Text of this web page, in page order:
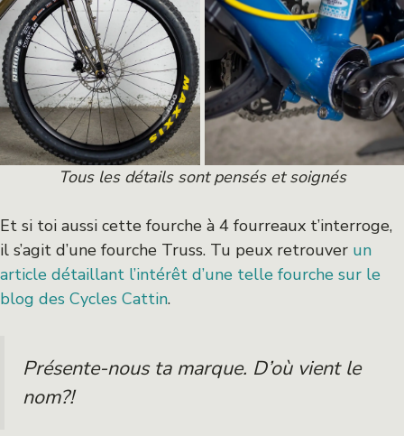
Tous les détails sont pensés et soignés
Et si toi aussi cette fourche à 4 fourreaux t’interroge,
il s’agit d’une fourche Truss. Tu peux retrouver un
article détaillant l’intérêt d’une telle fourche sur le
blog des Cycles Cattin.
Présente-nous ta marque. D’où vient le
nom?!